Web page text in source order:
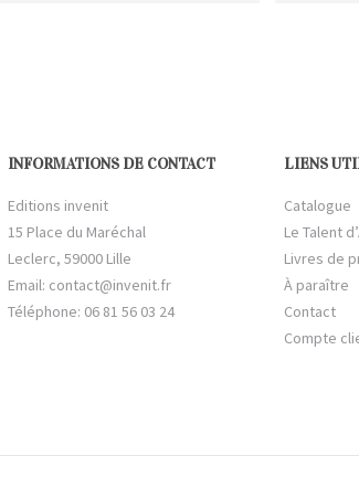
INFORMATIONS DE CONTACT
Editions invenit
15 Place du Maréchal
Leclerc, 59000 Lille
Email: contact@invenit.fr
Téléphone: 06 81 56 03 24
LIENS
Catalogue
Le Talent
Livres de
À paraître
Contact
Compte